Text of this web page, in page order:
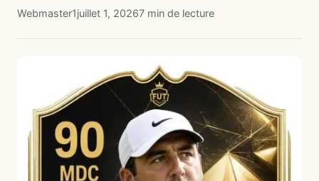
Webmaster1juillet 1, 20267 min de lecture